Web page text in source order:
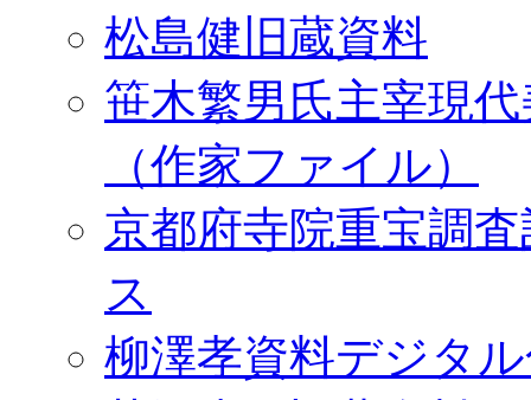
松島健旧蔵資料
笹木繁男氏主宰現
（作家ファイル）
京都府寺院重宝調
ス
柳澤孝資料デジタ